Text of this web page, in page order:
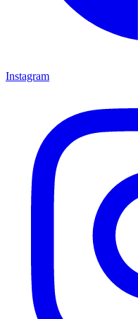
Instagram